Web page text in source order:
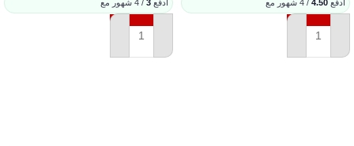
ادفع 4.50 / 4 شهور مع
إضافة إلى السلة
ادفع 3 / 4 شهور مع
إضافة إلى السلة